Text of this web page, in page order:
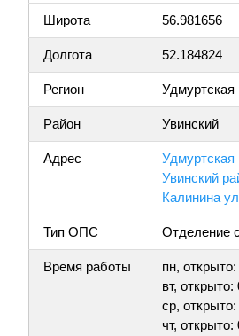
Широта 56.981656
Долгота 52.184824
Регион Удмуртская
Район Увинский
Адрес
Удмуртская
Увинский
Калинина
Тип ОПС Отделение
Время работы
пн,
вт,
ср,
чт,